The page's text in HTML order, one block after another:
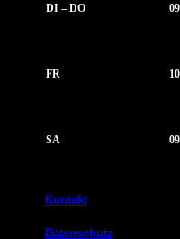
DI – DO
FR
SA
Kontakt
Datenschutz